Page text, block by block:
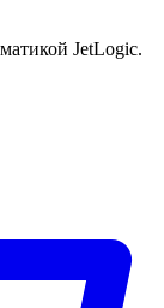
JetLogic.